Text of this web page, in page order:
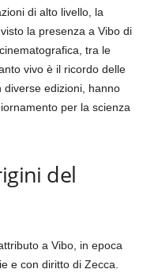
di alto livello, la
la presenza a Vibo di
tra le
vivo è il ricordo delle
diverse edizioni, hanno
per la scienza
del
a Vibo, in epoca
e con diritto di Zecca.